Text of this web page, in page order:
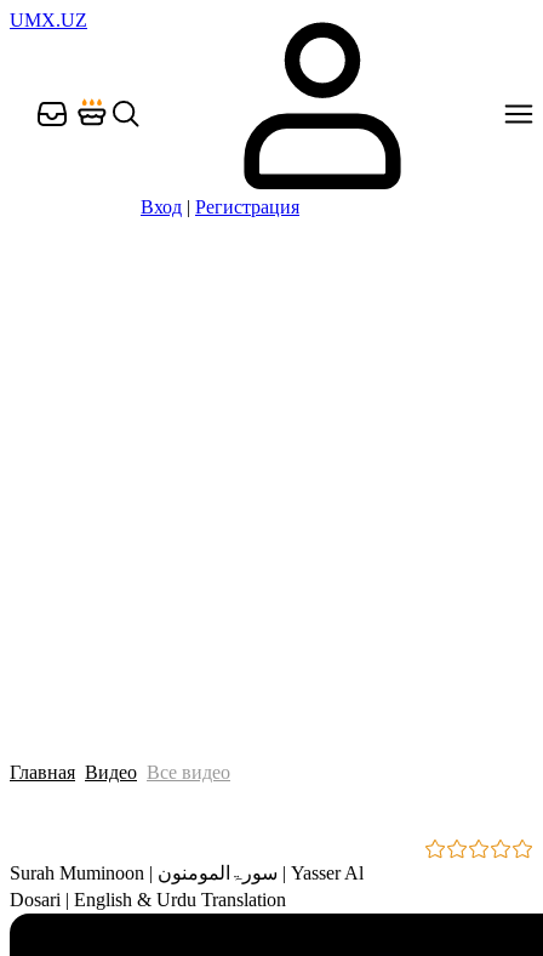
UMX.UZ
Вход | Регистрация
Главная Видео Все видео
Surah Muminoon | سورۃالمومنون | Yasser Al
Dosari | English & Urdu Translation